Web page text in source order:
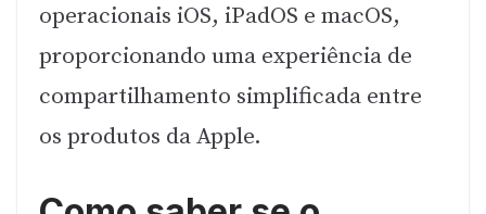
operacionais iOS, iPadOS e macOS,
proporcionando uma experiência de
compartilhamento simplificada entre
os produtos da Apple.